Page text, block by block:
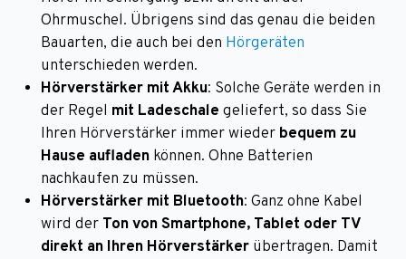
Ohrmuschel. Übrigens sind das genau die beiden
Bauarten, die auch bei den Hörgeräten
unterschieden werden.
Hörverstärker mit Akku: Solche Geräte werden in
der Regel mit Ladeschale geliefert, so dass Sie
Ihren Hörverstärker immer wieder bequem zu
Hause aufladen können. Ohne Batterien
nachkaufen zu müssen.
Hörverstärker mit Bluetooth: Ganz ohne Kabel
wird der Ton von Smartphone, Tablet oder TV
direkt an Ihren Hörverstärker übertragen. Damit